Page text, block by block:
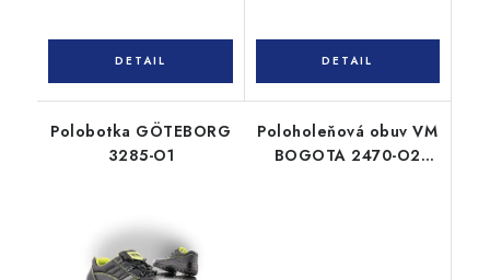
Polobotka GÖTEBORG
3285-O1
Poloholeňová obuv VM
BOGOTA 2470-O2